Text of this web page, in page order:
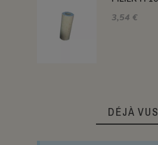
3,54 €
DÉJÀ VUS